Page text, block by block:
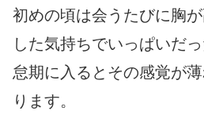
初めの頃は会うたびに胸
した気持ちでいっぱいだ
怠期に入るとその感覚が
ります。